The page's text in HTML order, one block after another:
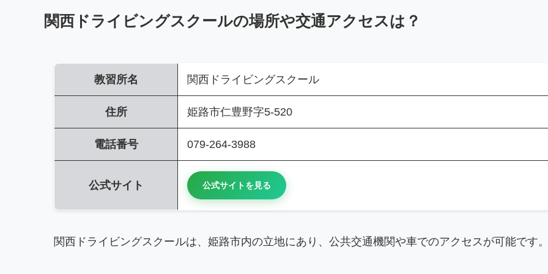
関西ドライビングスクールの場所や交通アクセスは？
教習所名 関西ドライビングスクール
住所 姫路市仁豊野字5-520
電話番号 079-264-3988
公式サイト 公式サイトを見る
関西ドライビングスクールは、姫路市内の立地にあり、公共交通機関や車でのアクセスが可能です